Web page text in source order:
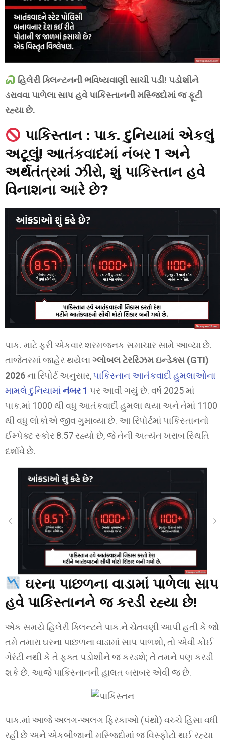
હિલેરી ક્લિન્ટનની ભવિષ્યવાણી સાચી પડી! પડોશીને
ડરાવવા પાળેલા સાપ હવે પાકિસ્તાનની મસ્જિદોમાં જ ફૂટી
રહ્યા છે.
પાકિસ્તાન : પાક. દુનિયામાં એકલું
અટૂલું! આતંકવાદમાં નંબર 1 અને
અર્થતંત્રમાં ઝીરો, શું પાકિસ્તાન હવે
વિનાશના આરે છે?
પાક. માટે ફરી એકવાર શરમજનક સમાચાર સામે આવ્યા છે.
તાજેતરમાં જાહેર થયેલાગ્લોબલ ટેરરિઝમ ઇન્ડેક્સ (GTI)
2026ના રિપોર્ટ અનુસાર, પાકિસ્તાન આતંકવાદી હુમલાઓના
મામલે દુનિયામાંનંબર 1 પર આવી ગયું છે. વર્ષ 2025 માં
પાક.માં 1000 થી વધુ આતંકવાદી હુમલા થયા અને તેમાં 1100
થી વધુ લોકોએ જીવ ગુમાવ્યા છે. આ રિપોર્ટમાં પાકિસ્તાનનો
ઈમ્પેક્ટ સ્કોર 8.57 રહ્યો છે, જે તેની અત્યંત ખરાબ સ્થિતિ
દર્શાવે છે.
ઘરના પાછળના વાડામાં પાળેલા સાપ
હવે પાકિસ્તાનને જ કરડી રહ્યા છે!
એક સમયે હિલેરી ક્લિન્ટને પાક.ને ચેતવણી આપી હતી કે જો
તમે તમારા ઘરના પાછળના વાડામાં સાપ પાળશો, તો એવી કોઈ
ગેરંટી નથી કે તે ફક્ત પડોશીને જ કરડશે; તે તમને પણ કરડી
શકે છે. આજે પાકિસ્તાનની હાલત બરાબર એવી જ છે.
પાક.માં આજે અલગ-અલગ ફિરકાઓ (પંથો) વચ્ચે હિંસા વધી
રહી છે અને એકબીજાની મસ્જિદોમાં જ વિસ્ફોટો થઈ રહ્યા